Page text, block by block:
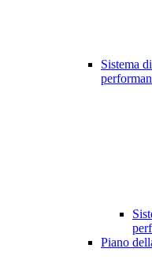
Sistema
Piano